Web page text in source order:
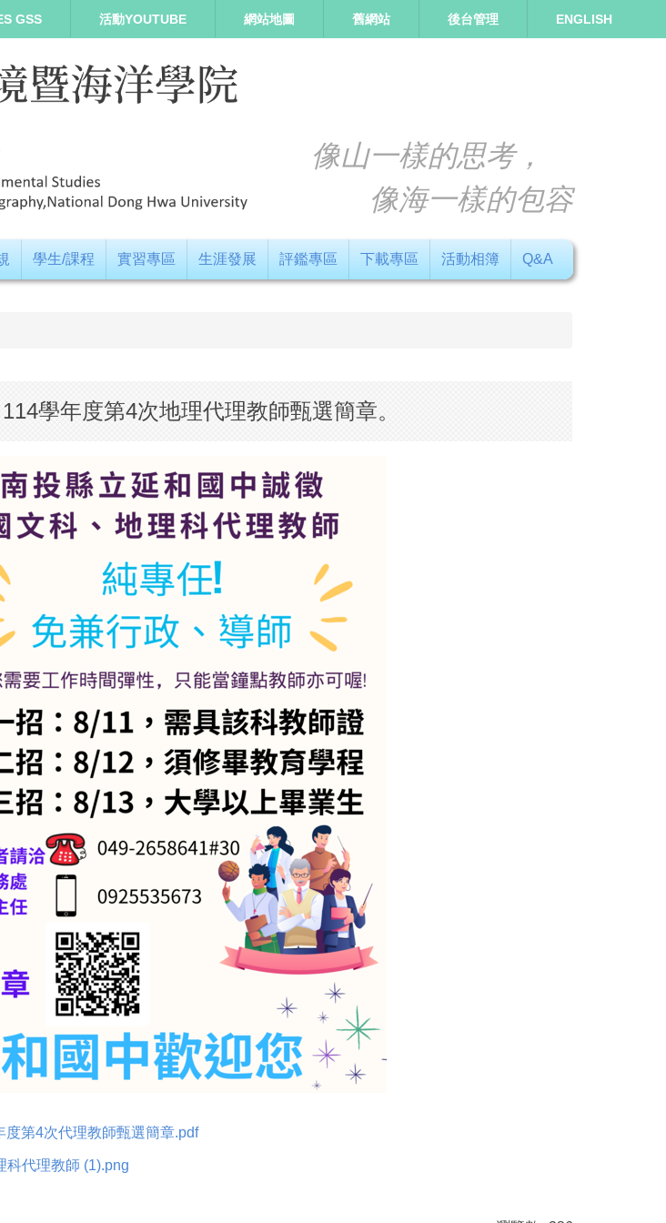
GSS 活動YOUTUBE 網站地圖 舊網站 後台管理 ENGLISH
像山一樣的思考，
像海一樣的包容
學生/課程 實習專區 生涯發展 評鑑專區 下載專區 活動相簿 Q&A
學年度第4次地理代理教師甄選簡章。
第4次代理教師甄選簡章.pdf
科代理教師 (1).png